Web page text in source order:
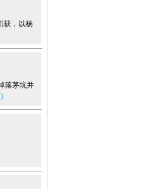
获，以杨
落茅坑并